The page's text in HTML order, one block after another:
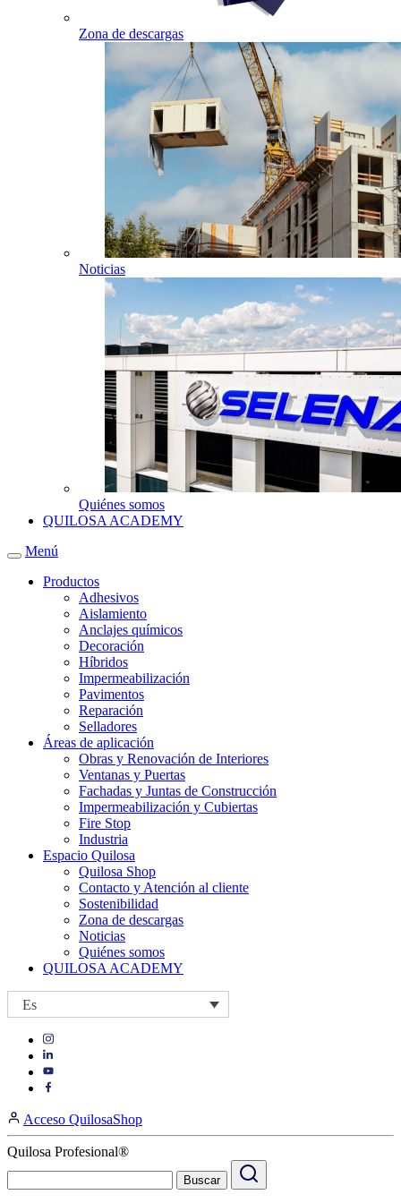
Zona de descargas
Noticias
Quiénes somos
QUILOSA ACADEMY
Menú
Productos
Adhesivos
Aislamiento
Anclajes químicos
Decoración
Híbridos
Impermeabilización
Pavimentos
Reparación
Selladores
Áreas de aplicación
Obras y Renovación de Interiores
Ventanas y Puertas
Fachadas y Juntas de Construcción
Impermeabilización y Cubiertas
Fire Stop
Industria
Espacio Quilosa
Quilosa Shop
Contacto y Atención al cliente
Sostenibilidad
Zona de descargas
Noticias
Quiénes somos
QUILOSA ACADEMY
Es
Visit
https://www.instagram.com/quilosa_selena/
Visit
our
Visit
page
https://www.facebook.com/QuilosaSelenaIberia/
page
Acceso QuilosaShop
Quilosa Profesional®